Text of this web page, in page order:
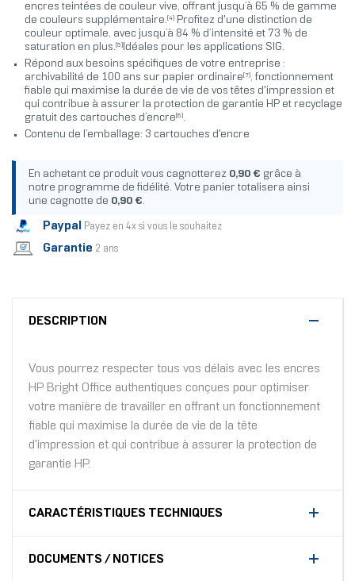
encres teintées de couleur vive, offrant jusqu’à 65 % de gamme
de couleurs supplémentaire. [4]
Profitez d'une distinction de
couleur optimale, avec jusqu’à 84 % d’intensité et 73 % de
saturation en plus. [5]
Idéales pour les applications SIG.
Répond aux besoins spécifiques de votre entreprise :
archivabilité de 100 ans sur papier ordinaire [7] , fonctionnement
fiable qui maximise la durée de vie de vos têtes d'impression et
qui contribue à assurer la protection de garantie HP et recyclage
gratuit des cartouches d’encre [6] .
Contenu de l’emballage: 3 cartouches d'encre
En achetant ce produit vous cagnotterez 0,90 € grâce à
notre programme de fidélité. Votre panier totalisera ainsi
une cagnotte de 0,90 €.
Paypal Payez en 4x si vous le souhaitez
Garantie 2 ans
DESCRIPTION
Vous pourrez respecter tous vos délais avec les encres
HP Bright Office authentiques conçues pour optimiser
votre manière de travailler en offrant un fonctionnement
fiable qui maximise la durée de vie de la tête
d'impression et qui contribue à assurer la protection de
garantie HP.
CARACTÉRISTIQUES TECHNIQUES
DOCUMENTS / NOTICES